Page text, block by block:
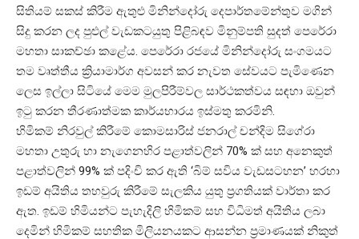
සිතියම් සකස් කිරීම ඇතුළු මිනින්දෝරු දෙපාර්තමේන්තුව මගින්
සිදු කරන ලද පුළුල් වැඩකටයුතු පිළිබඳව මිනුම්පති සුදත් පෙරේරා
මහතා සාකච්ඡා කළේය. පෙරේරා රජයේ මිනින්දෝරු සංගමයට
තම වෘත්තීය ක්‍රියාමාර්ග අවසන් කර නැවත සේවයට පැමිණෙන
ලෙස ඉල්ලා සිටියේ මෙම මුලපිරීම්වල සාර්ථකත්වය සඳහා ඔවුන්
ඉටු කරන තීරණාත්මක කාර්යභාරය ඉස්මතු කරමිනි.
හිමිකම් නිරවුල් කිරීමේ කොමසාරිස් ජනරාල් චන්දිම සිගේරා
මහතා උතුරු හා නැගෙනහිර පළාත්වලින් 70% ක් සහ අනෙකුත්
පළාත්වලින් 99% ක් පදිංචි කර ඇති ‘බිම් සවිය වැඩසටහන’ හරහා
ඉඩම් අයිතිය තහවුරු කිරීමේ සැලකිය යුතු ප්‍රගතියක් වාර්තා කර
ඇත. ඉඩම් හිමියන්ට පැහැදිලි හිමිකම් සහ විධිමත් අයිතිය ලබා
දෙමින් හිමිකම් සහතික මිලියනයකට ආසන්න ප්‍රමාණයක් නිකුත්